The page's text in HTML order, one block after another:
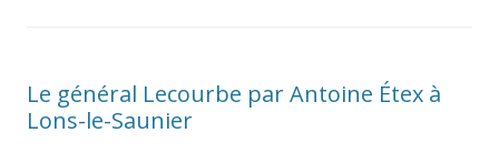
Le général Lecourbe par Antoine Étex à
Lons-le-Saunier